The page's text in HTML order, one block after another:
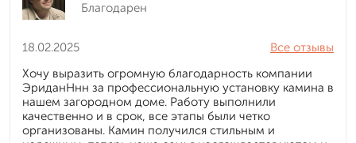
Благодарен
18.02.2025
Все отзывы
Хочу выразить огромную благодарность компании
ЭриданНнн за профессиональную установку камина в
нашем загородном доме. Работу выполнили
качественно и в срок, все этапы были четко
организованы. Камин получился стильным и